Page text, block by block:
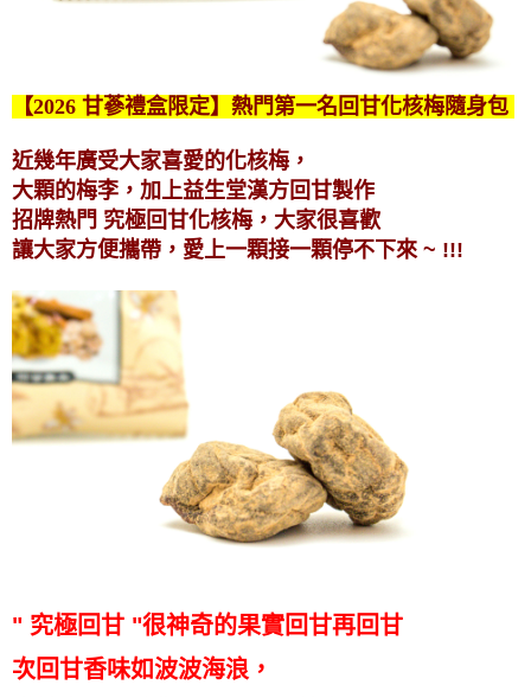
【2026 甘蔘禮盒限定】熱門第一名回甘化核梅隨身包
近幾年廣受大家喜愛的化核梅，
大顆的梅李，加上益生堂漢方回甘製作
招牌熱門 究極回甘化核梅，大家很喜歡
讓大家方便攜帶，愛上一顆接一顆停不下來 ~ !!!
" 究極回甘 "很神奇的果實回甘再回甘
次回甘香味如波波海浪，